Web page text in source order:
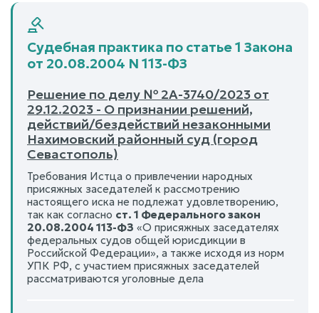
Судебная практика по статье 1 Закона
от 20.08.2004 N 113-ФЗ
Решение по делу № 2А-3740/2023 от
29.12.2023 - О признании решений,
действий/бездействий незаконными
Нахимовский районный суд (город
Севастополь)
Требования Истца о привлечении народных
присяжных заседателей к рассмотрению
настоящего иска не подлежат удовлетворению,
так как согласно ст. 1 Федерального закон
20.08.2004 113-ФЗ «О присяжных заседателях
федеральных судов общей юрисдикции в
Российской Федерации», а также исходя из норм
УПК РФ, с участием присяжных заседателей
рассматриваются уголовные дела